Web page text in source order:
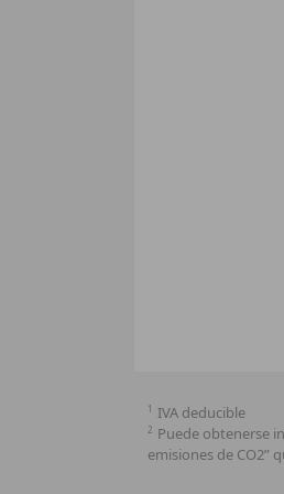
1 IVA deducible
2 Puede obtenerse
emisiones de CO2”